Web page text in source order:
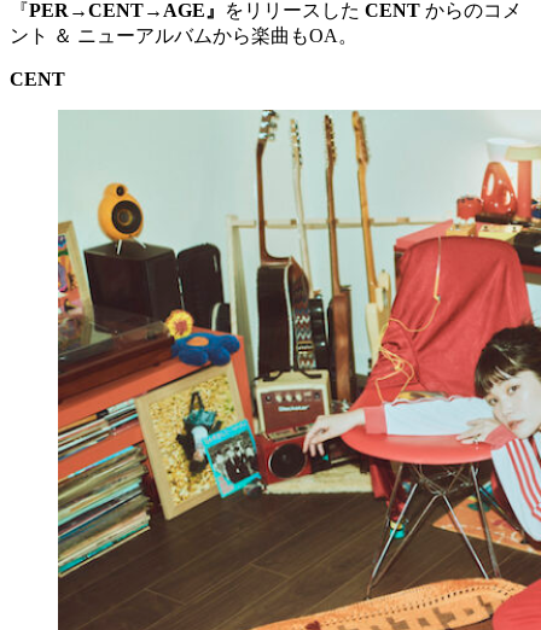
『PER→CENT→AGE 』 をリリースした CENT からのコメ
ント ＆ ニューアルバムから楽曲もOA。
CENT